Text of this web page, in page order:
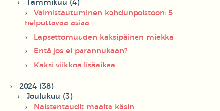
Tammikuu (4)
Valmistautuminen kohdunpoistoon: 5
helpottavaa asiaa
Lapsettomuuden kaksipäinen miekka
Entä jos ei parannukaan?
Kaksi viikkoa lisäaikaa
2024 (38)
Joulukuu (3)
Naistentaudit maalta käsin